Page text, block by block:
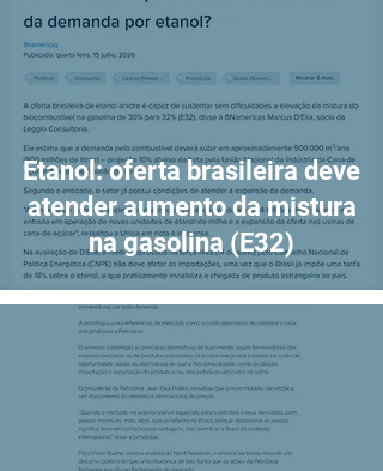
Etanol: oferta brasileira deve
atender aumento da mistura
na gasolina (E32)